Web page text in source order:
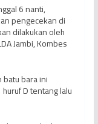
6 nanti,
pengecekan di
dilakukan oleh
Jambi, Kombes
bara ini
D tentang lalu